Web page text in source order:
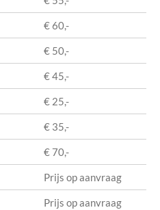
€ 60,-
€ 50,-
€ 45,-
€ 25,-
€ 35,-
€ 70,-
Prijs op aanvraag
Prijs op aanvraag